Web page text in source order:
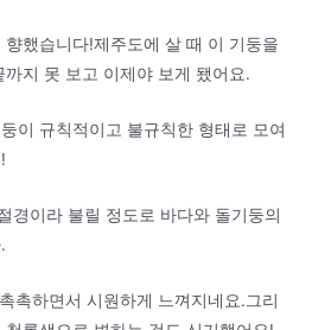
했습니다!제주도에 살 때 이 기둥을
지 못 보고 이제야 보게 됐어요.
이 규칙적이고 불규칙한 형태로 모여
경이라 불릴 정도로 바다와 돌기둥의
촉하면서 시원하게 느껴지네요.그리